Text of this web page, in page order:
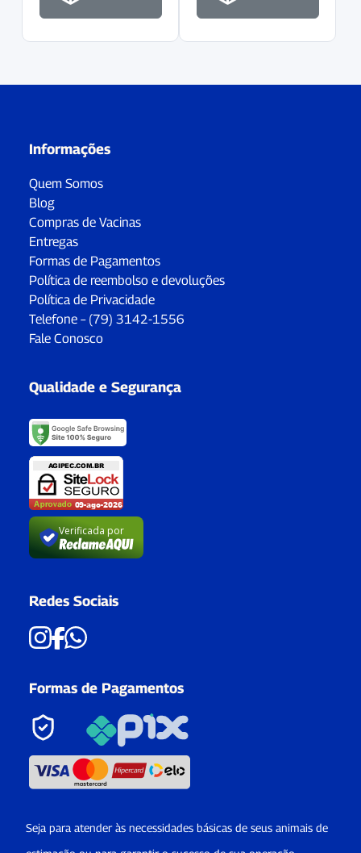
Informações
Quem Somos
Blog
Compras de Vacinas
Entregas
Formas de Pagamentos
Política de reembolso e devoluções
Política de Privacidade
Telefone – (79) 3142-1556
Fale Conosco
Qualidade e Segurança
Verificada por
Redes Sociais
Formas de Pagamentos
Seja para atender às necessidades básicas de seus animais de